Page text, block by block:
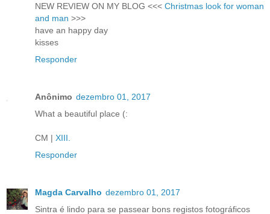
NEW REVIEW ON MY BLOG <<< Christmas look for woman
and man >>>
have an happy day
kisses
Responder
Anônimo dezembro 01, 2017
What a beautiful place (:
CM | XIII.
Responder
Magda Carvalho dezembro 01, 2017
Sintra é lindo para se passear bons registos fotográficos